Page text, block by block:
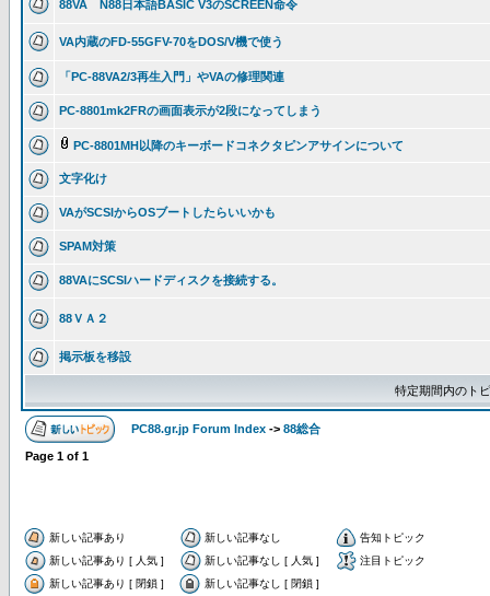
88VA N88日本語BASIC V3のSCREEN命令
VA内蔵のFD-55GFV-70をDOS/V機で使う
「PC-88VA2/3再生入門」やVAの修理関連
PC-8801mk2FRの画面表示が2段になってしまう
PC-8801MH以降のキーボードコネクタピンアサインについて
文字化け
VAがSCSIからOSブートしたらいいかも
SPAM対策
88VAにSCSIハードディスクを接続する。
88ＶＡ２
掲示板を移設
特定期間内のト
PC88.gr.jp Forum Index -> 88総合
Page 1 of 1
新しい記事あり 新しい記事なし
告知トピック
新しい記事あり [ 人気 ]
新しい記事なし [ 人気 ]
注目トピック
新しい記事あり [ 閉鎖 ]
新しい記事なし [ 閉鎖 ]